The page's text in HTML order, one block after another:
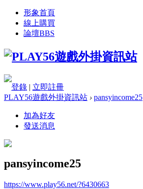
形象首頁
線上購買
論壇BBS
登錄 | 立即註冊
PLAY56遊戲外掛資訊站 › pansyincome25
加為好友
發送消息
pansyincome25
https://www.play56.net/?6430663